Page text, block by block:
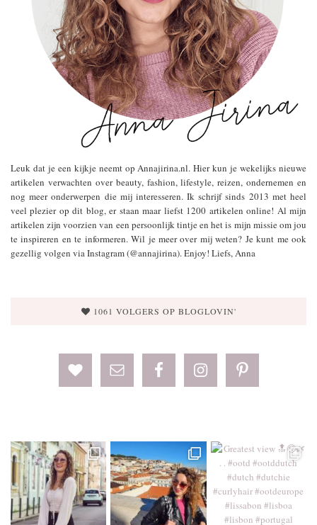
Leuk dat je een kijkje neemt op Annajirina.nl. Hier kun je wekelijks nieuwe
artikelen verwachten over beauty, fashion, lifestyle, reizen, ondernemen en
nog meer onderwerpen die mij interesseren. Ik schrijf sinds 2013 met heel
veel plezier op dit blog, er staan maar liefst 1200 artikelen online! Al mijn
artikelen zijn voorzien van een persoonlijk tintje en het is mijn missie om jou
te inspireren en te informeren. Wil je meer over mij weten? Je kunt me ook
gezellig volgen via Instagram (@annajirina). Enjoy! Liefs, Anna
1061 VOLGERS OP BLOGLOVIN'